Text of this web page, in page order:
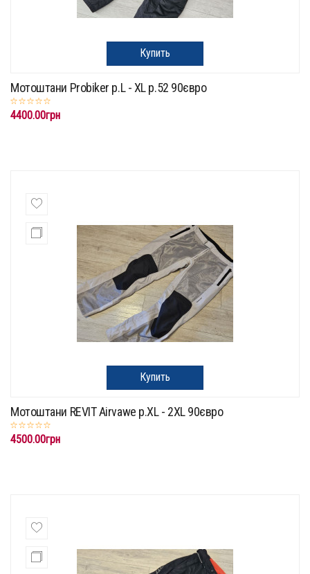
Купить
Мотоштани Probiker p.L - XL p.52 90євро
4400.00грн
Купить
Мотоштани REVIT Airvawe p.XL - 2XL 90євро
4500.00грн